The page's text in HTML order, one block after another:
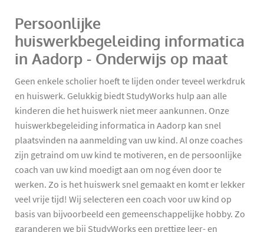
Persoonlijke
huiswerkbegeleiding informatica
in Aadorp - Onderwijs op maat
Geen enkele scholier hoeft te lijden onder teveel werkdruk
en huiswerk. Gelukkig biedt StudyWorks hulp aan alle
kinderen die het huiswerk niet meer aankunnen. Onze
huiswerkbegeleiding informatica in Aadorp kan snel
plaatsvinden na aanmelding van uw kind. Al onze coaches
zijn getraind om uw kind te motiveren, en de persoonlijke
coach van uw kind moedigt aan om nog éven door te
werken. Zo is het huiswerk snel gemaakt en komt er lekker
veel vrije tijd! Wij selecteren een coach voor uw kind op
basis van bijvoorbeeld een gemeenschappelijke hobby. Zo
garanderen we bij StudyWorks een prettige leer- en